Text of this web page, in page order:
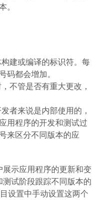
。
建或编译的标识符。每
码都会增加。
不管是否有重大更改，
者来说是内部使用的，
用程序的开发和测试过
来区分不同版本的应
示应用程序的更新和变
试阶段跟踪不同版本的
设置中手动设置这两个